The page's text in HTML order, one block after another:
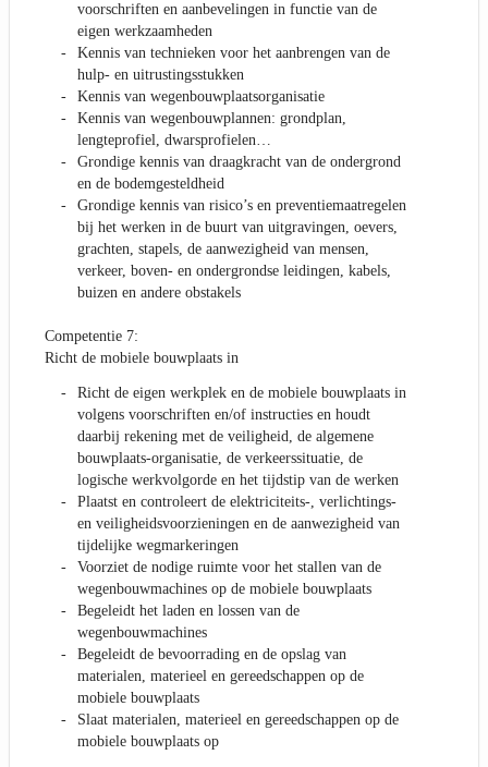
voorschriften en aanbevelingen in functie van de
eigen werkzaamheden
Kennis van technieken voor het aanbrengen van de
hulp- en uitrustingsstukken
Kennis van wegenbouwplaatsorganisatie
Kennis van wegenbouwplannen: grondplan,
lengteprofiel, dwarsprofielen…
Grondige kennis van draagkracht van de ondergrond
en de bodemgesteldheid
Grondige kennis van risico’s en preventiemaatregelen
bij het werken in de buurt van uitgravingen, oevers,
grachten, stapels, de aanwezigheid van mensen,
verkeer, boven- en ondergrondse leidingen, kabels,
buizen en andere obstakels
Competentie 7:
Richt de mobiele bouwplaats in
Richt de eigen werkplek en de mobiele bouwplaats in
volgens voorschriften en/of instructies en houdt
daarbij rekening met de veiligheid, de algemene
bouwplaats-organisatie, de verkeerssituatie, de
logische werkvolgorde en het tijdstip van de werken
Plaatst en controleert de elektriciteits-, verlichtings-
en veiligheidsvoorzieningen en de aanwezigheid van
tijdelijke wegmarkeringen
Voorziet de nodige ruimte voor het stallen van de
wegenbouwmachines op de mobiele bouwplaats
Begeleidt het laden en lossen van de
wegenbouwmachines
Begeleidt de bevoorrading en de opslag van
materialen, materieel en gereedschappen op de
mobiele bouwplaats
Slaat materialen, materieel en gereedschappen op de
mobiele bouwplaats op